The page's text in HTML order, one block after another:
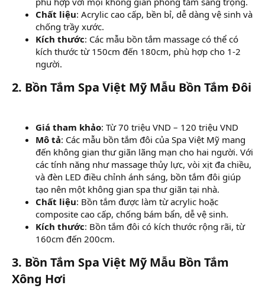
Chất liệu: Acrylic cao cấp, bền bỉ, dễ dàng vệ sinh và
chống trầy xước.
Kích thước: Các mẫu bồn tắm massage có thể có
kích thước từ 150cm đến 180cm, phù hợp cho 1-2
người.
2. Bồn Tắm Spa Việt Mỹ Mẫu Bồn Tắm Đôi
Giá tham khảo: Từ 70 triệu VND – 120 triệu VND
Mô tả: Các mẫu bồn tắm đôi của Spa Việt Mỹ mang
đến không gian thư giãn lãng mạn cho hai người. Với
các tính năng như massage thủy lực, vòi xịt đa chiều,
và đèn LED điều chỉnh ánh sáng, bồn tắm đôi giúp
tạo nên một không gian spa thư giãn tại nhà.
Chất liệu: Bồn tắm được làm từ acrylic hoặc
composite cao cấp, chống bám bẩn, dễ vệ sinh.
Kích thước: Bồn tắm đôi có kích thước rộng rãi, từ
160cm đến 200cm.
3. Bồn Tắm Spa Việt Mỹ Mẫu Bồn Tắm
Xông Hơi